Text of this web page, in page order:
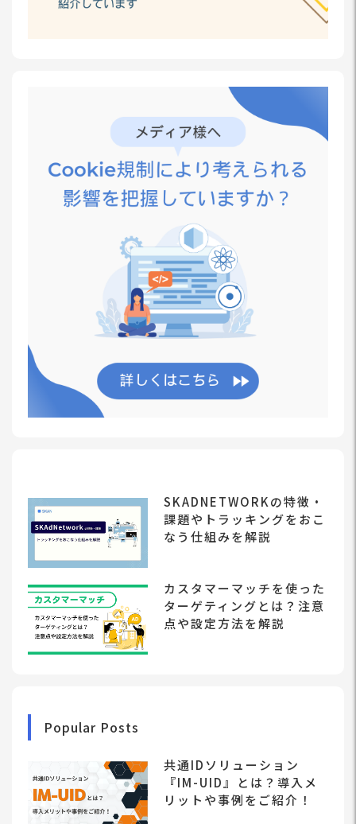
SKADNETWORKの特徴・
課題やトラッキングをおこ
なう仕組みを解説
カスタマーマッチを使った
ターゲティングとは？注意
点や設定方法を解説
Popular Posts
共通IDソリューション
『IM-UID』とは？導入メ
リットや事例をご紹介！